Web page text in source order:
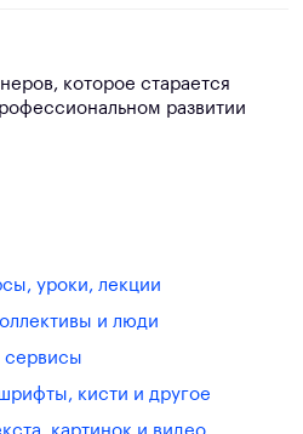
которое старается
развитии
уроки, лекции
и люди
сервисы
кисти и другое